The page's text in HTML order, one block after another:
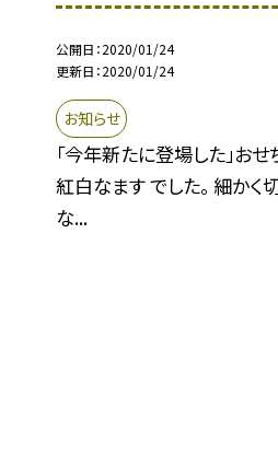
公開日 2020/01/24
更新日 2020/01/24
お知らせ
「今年新たに登場した」お
紅白なます でした。 細かく
な...